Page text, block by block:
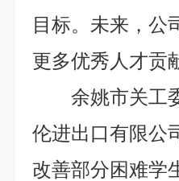
目标。未来，公
更多优秀人才贡
余姚市关工
伦进出口有限公
改善部分困难学